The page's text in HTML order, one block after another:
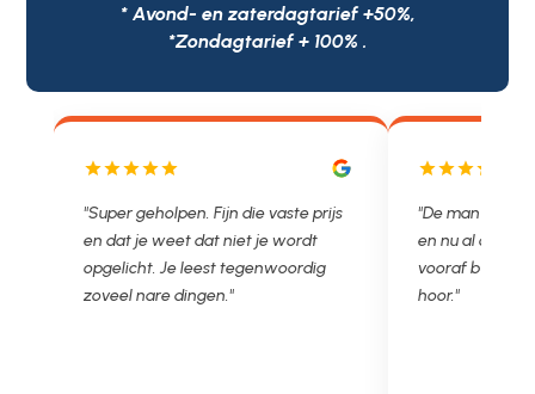
* Avond- en zaterdagtarief +50%,
*Zondagtarief + 100% .
"Super geholpen. Fijn die vaste prijs
en dat je weet dat niet je wordt
opgelicht. Je leest tegenwoordig
zoveel nare dingen."
"De man rijden
en nu al
vooraf
hoor."